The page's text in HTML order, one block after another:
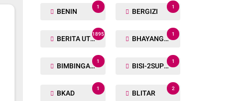
BENIN
1
BERGIZI
1
BERITA UTAMA
1895
BHAYANGKARA RUN
1
BIMBINGAN ROHANI
1
BISI-2SUPER
1
BKAD
1
BLITAR
2